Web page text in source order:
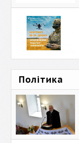
Політика